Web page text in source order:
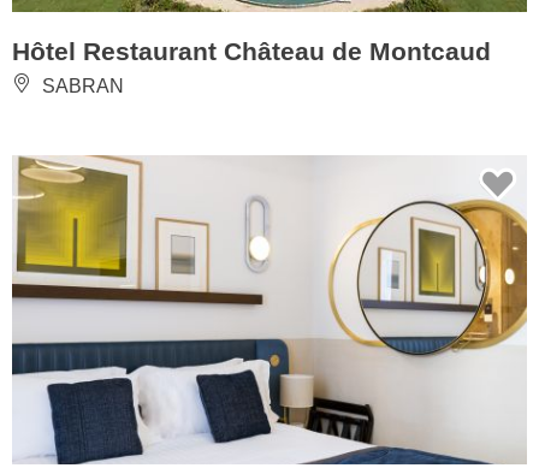
Hôtel Restaurant Château de Montcaud
SABRAN